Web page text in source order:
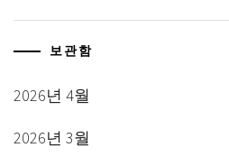
보관함
2026년 4월
2026년 3월